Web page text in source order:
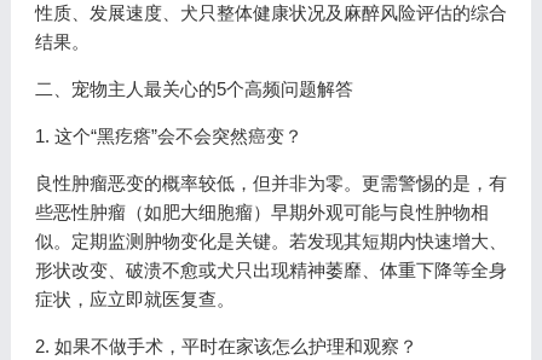
性质、发展速度、犬只整体健康状况及麻醉风险评估的综合
结果。
二、宠物主人最关心的5个高频问题解答
1. 这个“黑疙瘩”会不会突然癌变？
良性肿瘤恶变的概率较低，但并非为零。更需警惕的是，有
些恶性肿瘤（如肥大细胞瘤）早期外观可能与良性肿物相
似。定期监测肿物变化是关键。若发现其短期内快速增大、
形状改变、破溃不愈或犬只出现精神萎靡、体重下降等全身
症状，应立即就医复查。
2. 如果不做手术，平时在家该怎么护理和观察？